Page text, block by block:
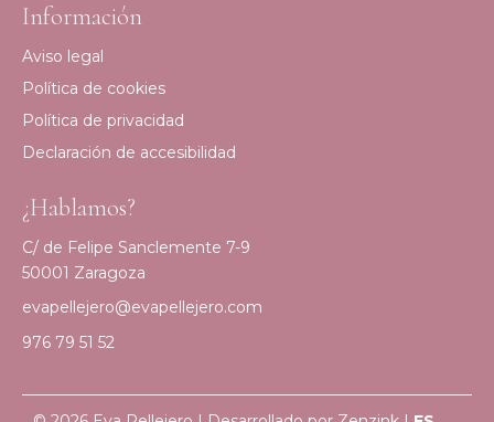
Información
Aviso legal
Política de cookies
Política de privacidad
Declaración de accesibilidad
¿Hablamos?
C/ de Felipe Sanclemente 7-9
50001 Zaragoza
evapellejero@evapellejero.com
976 79 51 52